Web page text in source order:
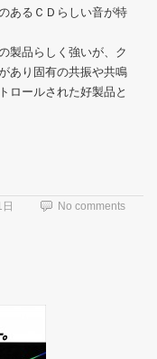
あるＣＤらしい音が特
製品らしく強いが、ク
あり固有の共振や共鳴
ロールされた好製品と
No comments